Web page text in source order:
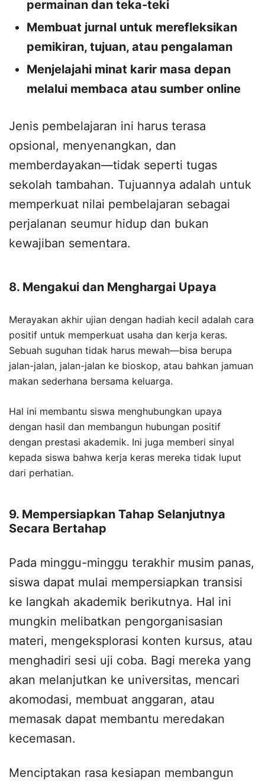
permainan dan teka-teki
Membuat jurnal untuk merefleksikan
pemikiran, tujuan, atau pengalaman
Menjelajahi minat karir masa depan
melalui membaca atau sumber online
Jenis pembelajaran ini harus terasa
opsional, menyenangkan, dan
memberdayakan—tidak seperti tugas
sekolah tambahan. Tujuannya adalah untuk
memperkuat nilai pembelajaran sebagai
perjalanan seumur hidup dan bukan
kewajiban sementara.
8. Mengakui dan Menghargai Upaya
Merayakan akhir ujian dengan hadiah kecil adalah cara
positif untuk memperkuat usaha dan kerja keras.
Sebuah suguhan tidak harus mewah—bisa berupa
jalan-jalan, jalan-jalan ke bioskop, atau bahkan jamuan
makan sederhana bersama keluarga.
Hal ini membantu siswa menghubungkan upaya
dengan hasil dan membangun hubungan positif
dengan prestasi akademik. Ini juga memberi sinyal
kepada siswa bahwa kerja keras mereka tidak luput
dari perhatian.
9. Mempersiapkan Tahap Selanjutnya
Secara Bertahap
Pada minggu-minggu terakhir musim panas,
siswa dapat mulai mempersiapkan transisi
ke langkah akademik berikutnya. Hal ini
mungkin melibatkan pengorganisasian
materi, mengeksplorasi konten kursus, atau
menghadiri sesi uji coba. Bagi mereka yang
akan melanjutkan ke universitas, mencari
akomodasi, membuat anggaran, atau
memasak dapat membantu meredakan
kecemasan.
Menciptakan rasa kesiapan membangun